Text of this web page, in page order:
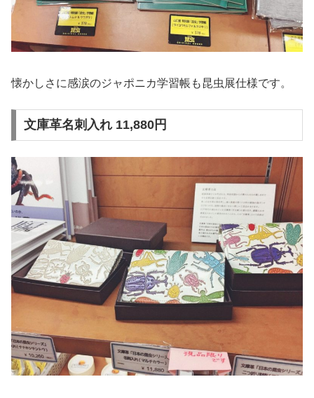
懐かしさに感涙のジャポニカ学習帳も昆虫展仕様です。
文庫革名刺入れ 11,880円